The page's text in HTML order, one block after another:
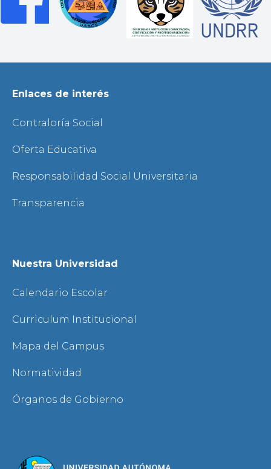
Enlaces de interés
Contraloría Social
Oferta Educativa
Responsabilidad Social Universitaria
Transparencia
Nuestra Universidad
Calendario Escolar
Curriculum Institucional
Mapa del Campus
Normatividad
Órganos de Gobierno